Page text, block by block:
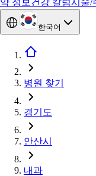
약 정보 건강 칼럼시술/
한국어
병원 찾기
경기도
안산시
내과